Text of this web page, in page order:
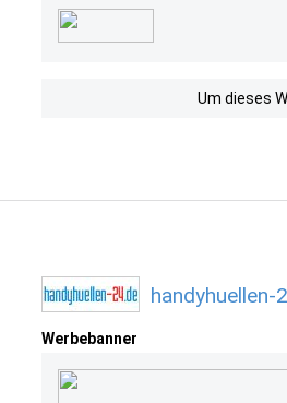
Um dieses
Werbebanner